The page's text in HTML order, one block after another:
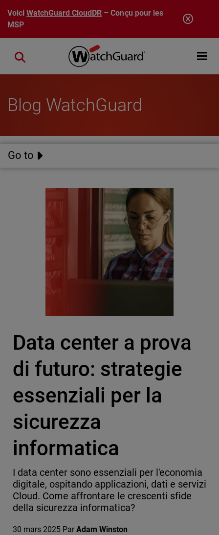
Aller au contenu principal
VoiciWatchGuard CloudDR – Conçu pour les
MSP
Open
Close search
Blog WatchGuard
Go to
Data center a prova
di futuro: strategie
essenziali per la
sicurezza
informatica
I data center sono essenziali per l'economia
digitale, ospitando applicazioni, dati e servizi
Cloud. Come affrontare le crescenti sfide
della sicurezza informatica?
30 mars 2025 Par Adam Winston